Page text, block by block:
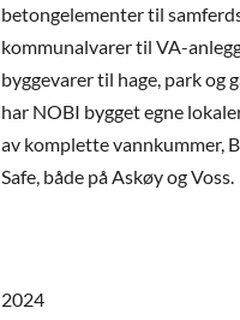
betongelementer til
kommunalvarer til VA-
byggevarer til hage, park og
har NOBI bygget egne
av komplette vannkummer,
Safe, både på Askøy og Voss.
2024